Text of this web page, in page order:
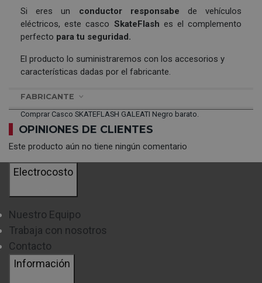
Si eres un conductor responsabe de vehículos
eléctricos, este casco SkateFlash es el complemento
perfecto para tu seguridad.
El producto lo suministraremos con los accesorios y
características dadas por el fabricante.
FABRICANTE
Comprar Casco SKATEFLASH GALEATI Negro barato.
OPINIONES DE CLIENTES
Este producto aún no tiene ningún comentario
Electrocosto
Nuestro Equipo
Trabaja con nosotros
Contacto
Información